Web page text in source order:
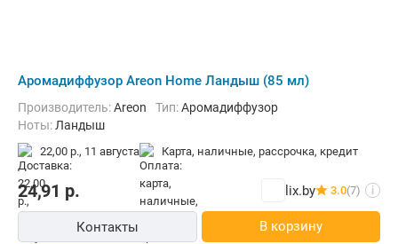
Аромадиффузор Areon Home Ландыш (85 мл)
Производитель:Areon Тип:Аромадиффузор
Ноты: Ландыш
22,00 р., 11 августа карта, наличные, рассрочка, кредит
24,91 р. lix.by 3.0(7) i
Контакты В корзину